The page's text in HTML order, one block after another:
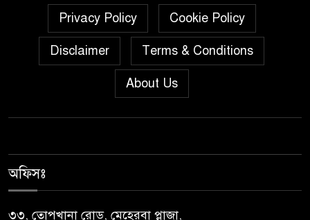
গৌরনদীতে নিরাপদ অভিবাসন ও
দক্ষতা উন্নয়ন শীর্ষক সেমিনার
অনুষ্ঠিত,
জুলাই গণঅভ্যুত্থান দিবস” উপলক্ষে
শালিখায় ছাত্রদলের নেতৃবৃন্দের সাথে
নয়নুজ্জামান মুন্সীর মতবিনিময়
Privacy Policy Cookie Policy
Disclaimer Terms & Conditions
About Us
অফিসঃ
৩৩, তোপখানা রোড, মেহেরবা প্লাজা,